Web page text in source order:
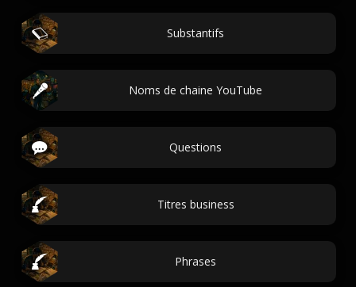
Substantifs
Noms de chaine YouTube
Questions
Titres business
Phrases